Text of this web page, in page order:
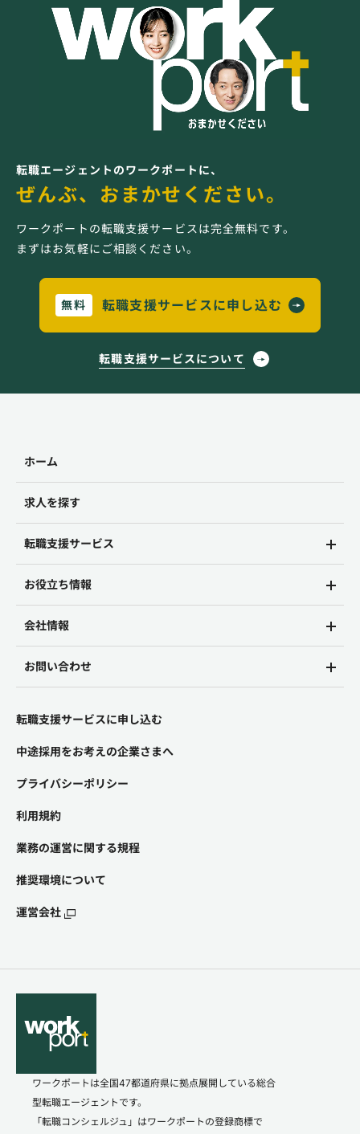
転職エージェントのワークポートに、
ぜんぶ、おまかせください。
ワークポートの転職支援サービスは完全無料です。
まずはお気軽にご相談ください。
無料 転職支援サービスに申し込む
転職支援サービスについて
ホーム
求人を探す
転職支援サービス
お役立ち情報
会社情報
お問い合わせ
転職支援サービスに申し込む
中途採用をお考えの企業さまへ
プライバシーポリシー
利用規約
業務の運営に関する規程
推奨環境について
運営会社
ワークポートは全国47都道府県に拠点展開している総合
型転職エージェントです。
「転職コンシェルジュ」はワークポートの登録商標で